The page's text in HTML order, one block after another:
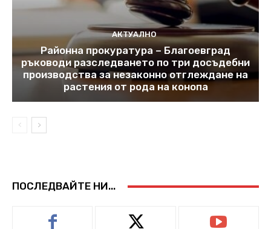
АКТУАЛНО
Районна прокуратура – Благоевград
ръководи разследването по три досъдебни
производства за незаконно отглеждане на
растения от рода на конопа
ПОСЛЕДВАЙТЕ НИ...